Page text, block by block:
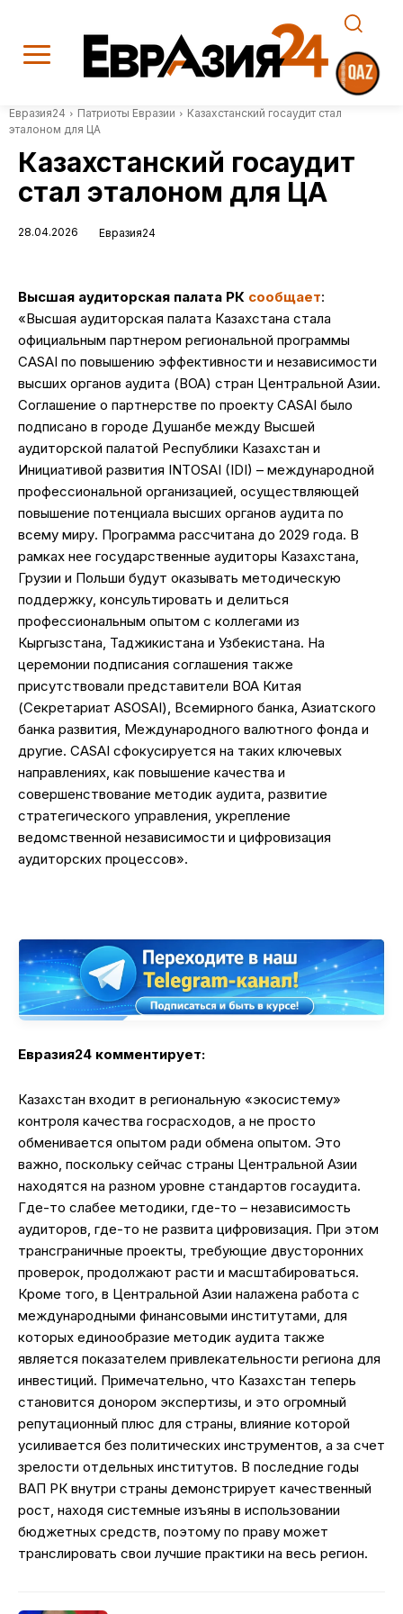
Евразия24 Патриоты Евразии
Казахстанский госаудит стал
эталоном для ЦА
Казахстанский госаудит
стал эталоном для ЦА
28.04.2026 Евразия24
Высшая аудиторская палата РК сообщает:
«Высшая аудиторская палата Казахстана стала
официальным партнером региональной программы
CASAI по повышению эффективности и независимости
высших органов аудита (ВОА) стран Центральной Азии.
Соглашение о партнерстве по проекту CASAI было
подписано в городе Душанбе между Высшей
аудиторской палатой Республики Казахстан и
Инициативой развития INTOSAI (IDI) – международной
профессиональной организацией, осуществляющей
повышение потенциала высших органов аудита по
всему миру. Программа рассчитана до 2029 года. В
рамках нее государственные аудиторы Казахстана,
Грузии и Польши будут оказывать методическую
поддержку, консультировать и делиться
профессиональным опытом с коллегами из
Кыргызстана, Таджикистана и Узбекистана. На
церемонии подписания соглашения также
присутствовали представители ВОА Китая
(Секретариат ASOSAI), Всемирного банка, Азиатского
банка развития, Международного валютного фонда и
другие. CASAI сфокусируется на таких ключевых
направлениях, как повышение качества и
совершенствование методик аудита, развитие
стратегического управления, укрепление
ведомственной независимости и цифровизация
аудиторских процессов».
Евразия24 комментирует:
Казахстан входит в региональную «экосистему»
контроля качества госрасходов, а не просто
обменивается опытом ради обмена опытом. Это
важно, поскольку сейчас страны Центральной Азии
находятся на разном уровне стандартов госаудита.
Где-то слабее методики, где-то – независимость
аудиторов, где-то не развита цифровизация. При этом
трансграничные проекты, требующие двусторонних
проверок, продолжают расти и масштабироваться.
Кроме того, в Центральной Азии налажена работа с
международными финансовыми институтами, для
которых единообразие методик аудита также
является показателем привлекательности региона для
инвестиций. Примечательно, что Казахстан теперь
становится донором экспертизы, и это огромный
репутационный плюс для страны, влияние которой
усиливается без политических инструментов, а за счет
зрелости отдельных институтов. В последние годы
ВАП РК внутри страны демонстрирует качественный
рост, находя системные изъяны в использовании
бюджетных средств, поэтому по праву может
транслировать свои лучшие практики на весь регион.